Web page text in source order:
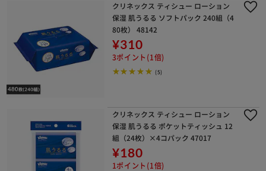
クリネックス ティシュー ローション
保湿 肌うるる ソフトパック 240組（4
80枚） 48142
¥310
3ポイント(1倍)
(5)
クリネックス ティシュー ローション
保湿 肌うるる ポケットティッシュ 12
組（24枚）×4コパック 47017
¥180
1ポイント(1倍)